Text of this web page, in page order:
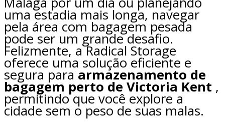
uma estadia mais longa, navegar
pela área com bagagem pesada
pode ser um grande desafio.
Felizmente, a Radical Storage
oferece uma solução eficiente e
segura para armazenamento de
bagagem perto de Victoria Kent ,
permitindo que você explore a
cidade sem o peso de suas malas.